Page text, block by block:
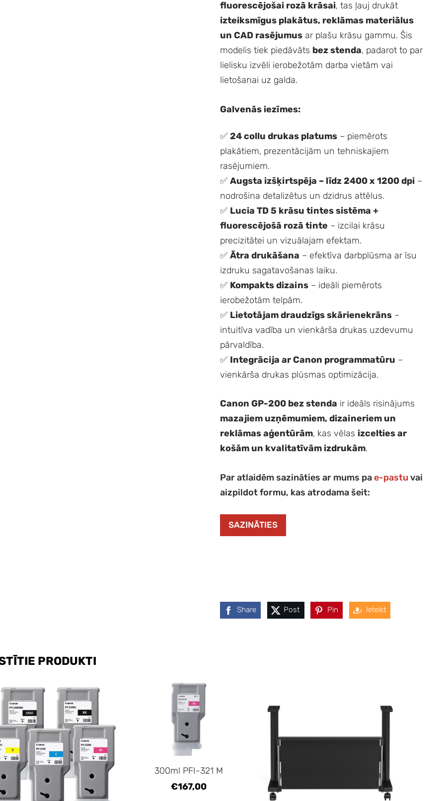
fluorescējošai rozā krāsai, tas ļauj drukāt
izteiksmīgus plakātus, reklāmas materiālus
un CAD rasējumus ar plašu krāsu gammu. Šis
modelis tiek piedāvāts bez stenda, padarot to par
lielisku izvēli ierobežotām darba vietām vai
lietošanai uz galda.
Galvenās iezīmes:
✅24 collu drukas platums – piemērots
plakātiem, prezentācijām un tehniskajiem
rasējumiem.
✅Augsta izšķirtspēja – līdz 2400 x 1200 dpi –
nodrošina detalizētus un dzidrus attēlus.
✅ Lucia TD 5 krāsu tintes sistēma +
fluorescējošā rozā tinte – izcilai krāsu
precizitātei un vizuālajam efektam.
✅Ātra drukāšana – efektīva darbplūsma ar īsu
izdruku sagatavošanas laiku.
✅ Kompakts dizains – ideāli piemērots
ierobežotām telpām.
✅ Lietotājam draudzīgs skārienekrāns –
intuitīva vadība un vienkārša drukas uzdevumu
pārvaldība.
✅ Integrācija ar Canon programmatūru –
vienkārša drukas plūsmas optimizācija.
Canon GP-200 bez stenda ir ideāls risinājums
mazajiem uzņēmumiem, dizaineriem un
reklāmas aģentūrām, kas vēlas izcelties ar
košām un kvalitatīvām izdrukām.
Par atlaidēm sazināties ar mums pae-pastu vai
aizpildot formu, kas atrodama šeit:
SAZINĀTIES
Share Post Pin Ieteikt
PRODUKTI
300ml PFI-321 M
€167,00